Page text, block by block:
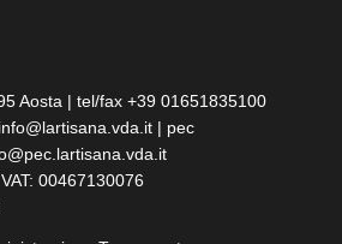
Aosta | tel/fax +39 01651835100
| pec
VAT: 00467130076